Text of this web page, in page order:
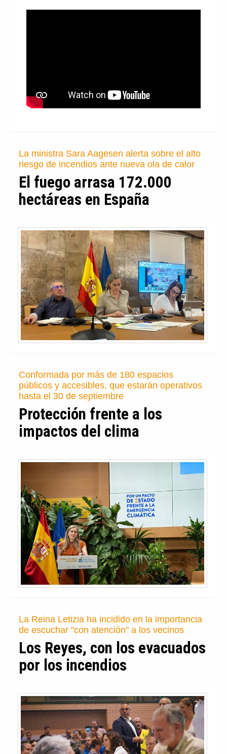
La ministra Sara Aagesen alerta sobre el alto
riesgo de incendios ante nueva ola de calor
El fuego arrasa 172.000
hectáreas en España
Conformada por más de 180 espacios
públicos y accesibles, que estarán operativos
hasta el 30 de septiembre
Protección frente a los
impactos del clima
La Reina Letizia ha incidido en la importancia
de escuchar "con atención" a los vecinos
Los Reyes, con los evacuados
por los incendios